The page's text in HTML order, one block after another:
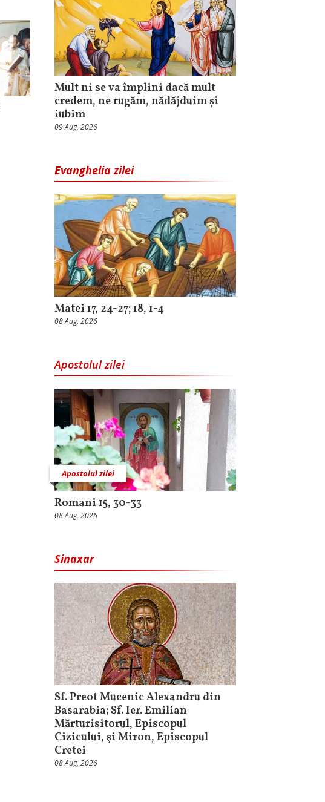
Mult ni se va împlini dacă mult
credem, ne rugăm, nădăjduim și
iubim
09 Aug, 2026
Evanghelia zilei
Matei 17, 24-27; 18, 1-4
08 Aug, 2026
Apostolul zilei
Apostolul zilei
Romani 15, 30-33
08 Aug, 2026
Sinaxar
Sf. Preot Mucenic Alexandru din
Basarabia; Sf. Ier. Emilian
Mărturisitorul, Episcopul
Cizicului, şi Miron, Episcopul
Cretei
08 Aug, 2026